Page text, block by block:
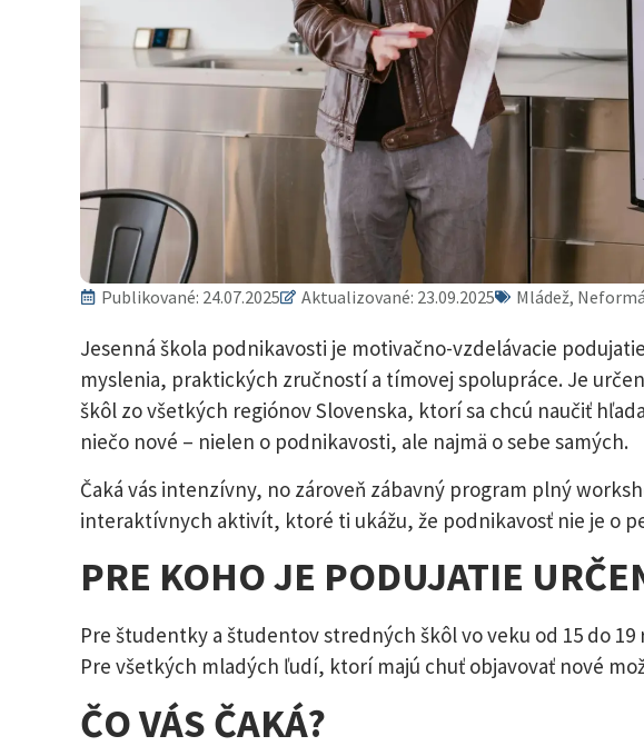
Publikované: 24.07.2025 Aktualizované: 23.09.2025 Mládež,
Jesenná škola podnikavosti je motivačno-vzdelávacie
myslenia, praktických zručností a tímovej spolupráce. Je
škôl zo všetkých regiónov Slovenska, ktorí sa chcú naučiť
niečo nové – nielen o podnikavosti, ale najmä o sebe samých.
Čaká vás intenzívny, no zároveň zábavný program plný
interaktívnych aktivít, ktoré ti ukážu, že podnikavosť nie je o
PRE KOHO JE PODUJATIE
Pre študentky a študentov stredných škôl vo veku od 15 do 19
Pre všetkých mladých ľudí, ktorí majú chuť objavovať nové
ČO VÁS ČAKÁ?